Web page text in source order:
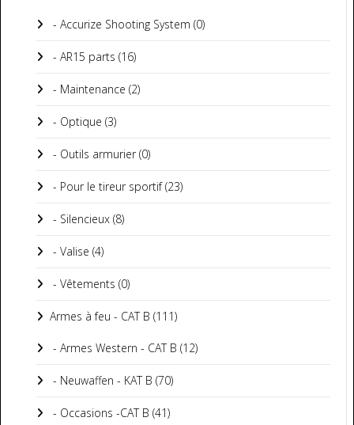
- Accurize Shooting System (0)
- AR15 parts (16)
- Maintenance (2)
- Optique (3)
- Outils armurier (0)
- Pour le tireur sportif (23)
- Silencieux (8)
- Valise (4)
- Vêtements (0)
Armes à feu - CAT B (111)
- Armes Western - CAT B (12)
- Neuwaffen - KAT B (70)
- Occasions -CAT B (41)